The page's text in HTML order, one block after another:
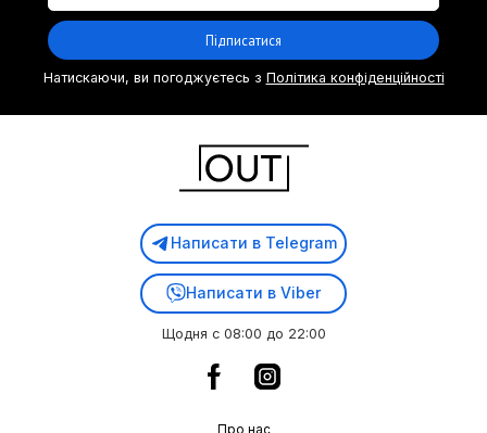
Підписатися
Натискаючи, ви погоджуєтесь з Політика конфіденційності
Написати в Telegram
Написати в Viber
Щодня с 08:00 до 22:00
Про нас